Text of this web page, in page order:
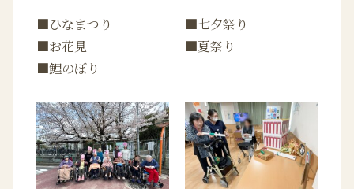
■ひなまつり
■お花見
■鯉のぼり
■七夕祭り
■夏祭り